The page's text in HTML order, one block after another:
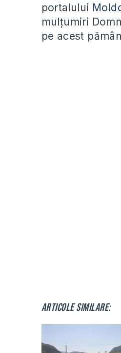
portalului
mulțumiri
pe acest
Articole similare: